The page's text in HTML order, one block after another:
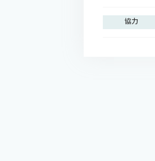
協力